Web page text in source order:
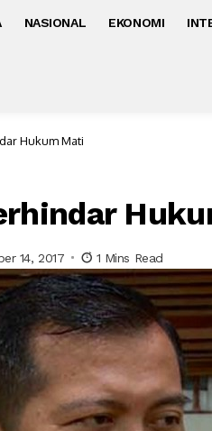
NASIONAL EKONOMI
Hukum Mati
14, 2017 1 Mins Read